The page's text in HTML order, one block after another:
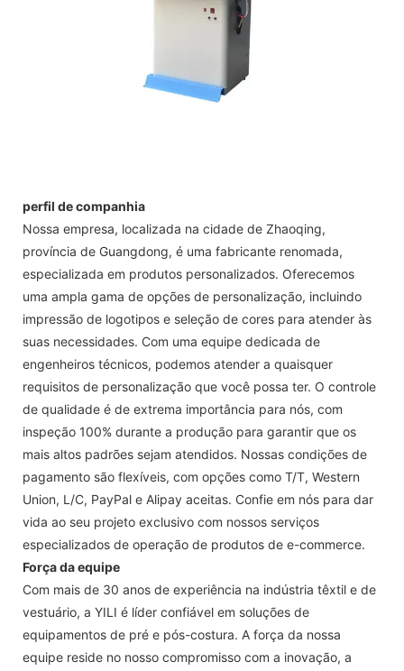
perfil de companhia
Nossa empresa, localizada na cidade de Zhaoqing,
província de Guangdong, é uma fabricante renomada,
especializada em produtos personalizados. Oferecemos
uma ampla gama de opções de personalização, incluindo
impressão de logotipos e seleção de cores para atender às
suas necessidades. Com uma equipe dedicada de
engenheiros técnicos, podemos atender a quaisquer
requisitos de personalização que você possa ter. O controle
de qualidade é de extrema importância para nós, com
inspeção 100% durante a produção para garantir que os
mais altos padrões sejam atendidos. Nossas condições de
pagamento são flexíveis, com opções como T/T, Western
Union, L/C, PayPal e Alipay aceitas. Confie em nós para dar
vida ao seu projeto exclusivo com nossos serviços
especializados de operação de produtos de e-commerce.
Força da equipe
Com mais de 30 anos de experiência na indústria têxtil e de
vestuário, a YILI é líder confiável em soluções de
equipamentos de pré e pós-costura. A força da nossa
equipe reside no nosso compromisso com a inovação, a